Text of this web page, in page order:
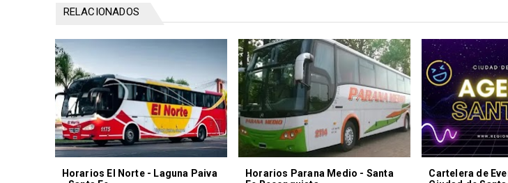
RELACIONADOS
Horarios El Norte - Laguna Paiva
Horarios Parana Medio - Santa
Cartelera de